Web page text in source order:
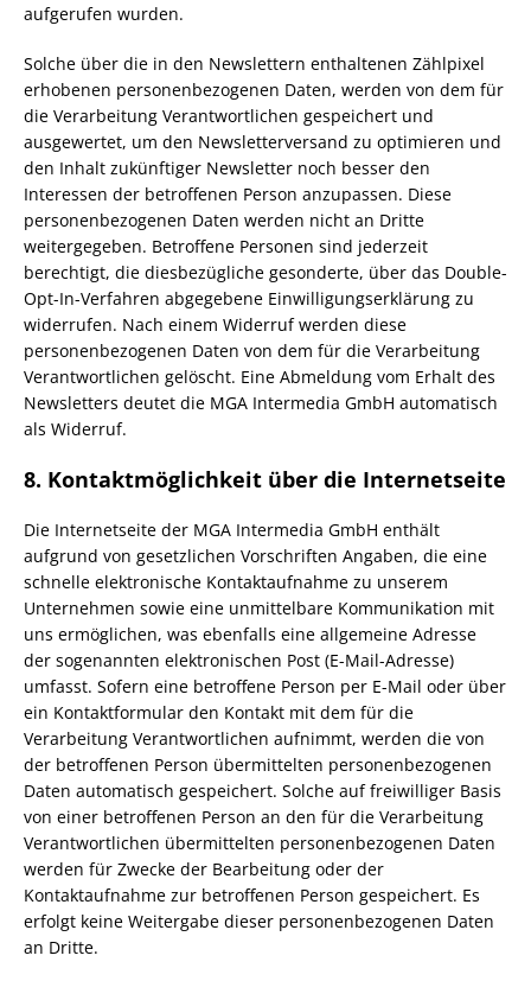
aufgerufen wurden.
Solche über die in den Newslettern enthaltenen Zählpixel
erhobenen personenbezogenen Daten, werden von dem für
die Verarbeitung Verantwortlichen gespeichert und
ausgewertet, um den Newsletterversand zu optimieren und
den Inhalt zukünftiger Newsletter noch besser den
Interessen der betroffenen Person anzupassen. Diese
personenbezogenen Daten werden nicht an Dritte
weitergegeben. Betroffene Personen sind jederzeit
berechtigt, die diesbezügliche gesonderte, über das Double-
Opt-In-Verfahren abgegebene Einwilligungserklärung zu
widerrufen. Nach einem Widerruf werden diese
personenbezogenen Daten von dem für die Verarbeitung
Verantwortlichen gelöscht. Eine Abmeldung vom Erhalt des
Newsletters deutet die MGA Intermedia GmbH automatisch
als Widerruf.
8. Kontaktmöglichkeit über die Internetseite
Die Internetseite der MGA Intermedia GmbH enthält
aufgrund von gesetzlichen Vorschriften Angaben, die eine
schnelle elektronische Kontaktaufnahme zu unserem
Unternehmen sowie eine unmittelbare Kommunikation mit
uns ermöglichen, was ebenfalls eine allgemeine Adresse
der sogenannten elektronischen Post (E-Mail-Adresse)
umfasst. Sofern eine betroffene Person per E-Mail oder über
ein Kontaktformular den Kontakt mit dem für die
Verarbeitung Verantwortlichen aufnimmt, werden die von
der betroffenen Person übermittelten personenbezogenen
Daten automatisch gespeichert. Solche auf freiwilliger Basis
von einer betroffenen Person an den für die Verarbeitung
Verantwortlichen übermittelten personenbezogenen Daten
werden für Zwecke der Bearbeitung oder der
Kontaktaufnahme zur betroffenen Person gespeichert. Es
erfolgt keine Weitergabe dieser personenbezogenen Daten
an Dritte.